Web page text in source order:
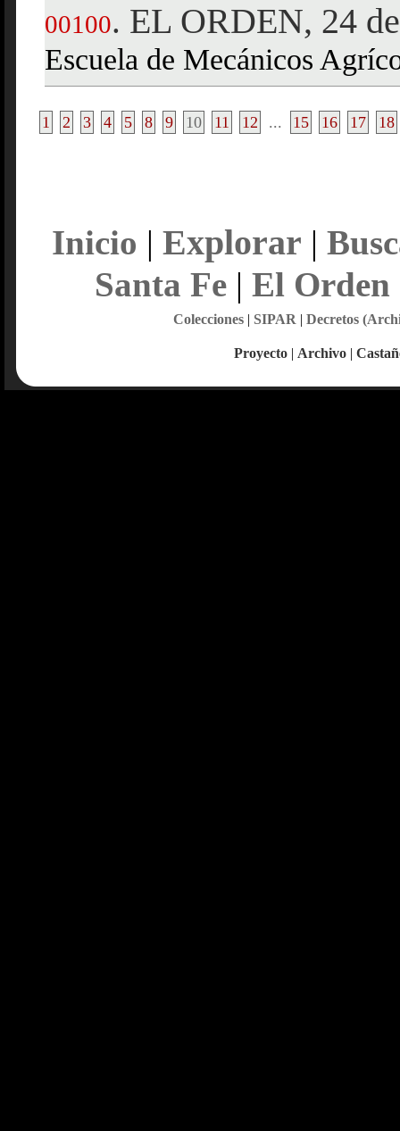
00100. EL ORDEN, 24
Escuela de Mecánicos
1 2 3 4 5 8 9 10 11 12 ... 15 16 17 18
Inicio | Explorar |
Santa Fe| El Orden
Colecciones| SIPAR | Decretos
Proyecto | Archivo |